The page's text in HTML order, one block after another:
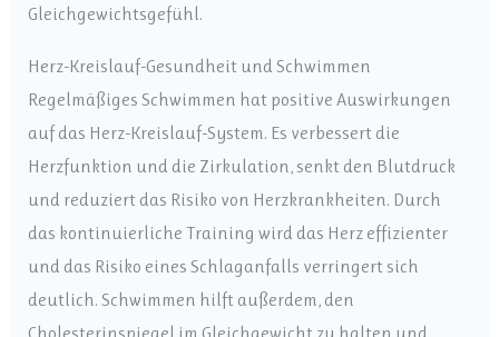
Gleichgewichtsgefühl.
Herz-Kreislauf-Gesundheit und Schwimmen
Regelmäßiges Schwimmen hat positive Auswirkungen
auf das Herz-Kreislauf-System. Es verbessert die
Herzfunktion und die Zirkulation, senkt den Blutdruck
und reduziert das Risiko von Herzkrankheiten. Durch
das kontinuierliche Training wird das Herz effizienter
und das Risiko eines Schlaganfalls verringert sich
deutlich. Schwimmen hilft außerdem, den
Cholesterinspiegel im Gleichgewicht zu halten und